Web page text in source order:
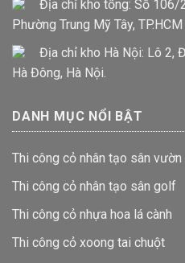
Địa chỉ kho tổng: Số
Phường Trung Mỹ Tây, TP.HCM
Địa chỉ kho Hà Nội: Lô 2,
Hà Đông, Hà Nội.
DANH MỤC NỔI BẬT
Thi công cỏ nhân tạo sân vườn
Thi công cỏ nhân tạo sân golf
Thi công cỏ nhựa hoa lá cành
Thi công cỏ xoong tai chuột